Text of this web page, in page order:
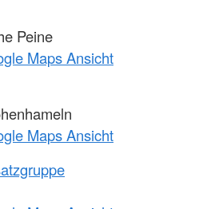
Peine
Maps Ansicht
Maps Ansicht